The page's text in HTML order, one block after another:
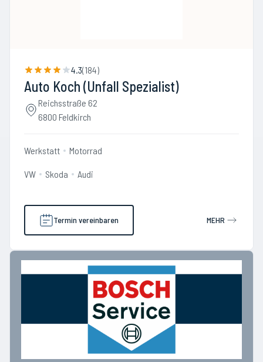
4.3(184)
Auto Koch (Unfall Spezialist)
Reichsstraße 62
6800 Feldkirch
Werkstatt Motorrad
VW Skoda Audi
Termin vereinbaren MEHR